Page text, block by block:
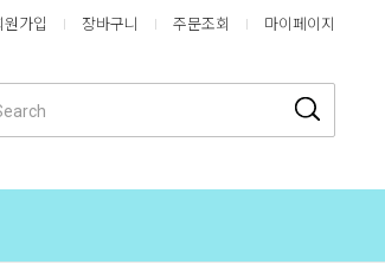
원가입 장바구니 주문조회 마이페이지